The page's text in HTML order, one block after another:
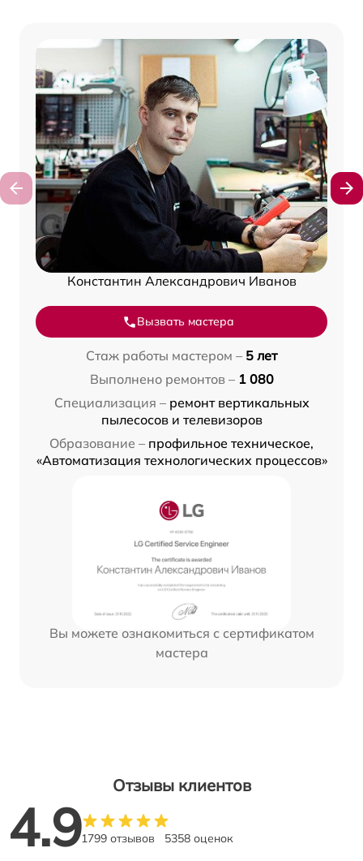
Константин Александрович Иванов
Вызвать мастера
Стаж работы мастером – 5 лет
Выполнено ремонтов – 1 080
Специализация – ремонт вертикальных
пылесосов и телевизоров
Образование – профильное техническое,
«Автоматизация технологических процессов»
Вы можете ознакомиться с сертификатом
мастера
Отзывы клиентов
4.91799 отзывов 5358 оценок